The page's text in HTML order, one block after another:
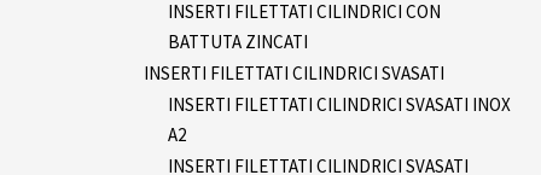
INSERTI FILETTATI CILINDRICI CON
BATTUTA ZINCATI
INSERTI FILETTATI CILINDRICI SVASATI
INSERTI FILETTATI CILINDRICI SVASATI INOX
A2
INSERTI FILETTATI CILINDRICI SVASATI